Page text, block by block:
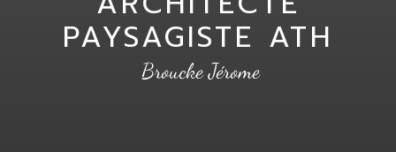
PAYSAGISTE ATH
Broucke Jérome